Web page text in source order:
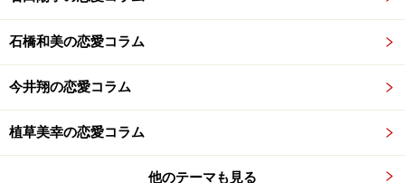
石橋和美の恋愛コラム
今井翔の恋愛コラム
植草美幸の恋愛コラム
他のテーマも見る